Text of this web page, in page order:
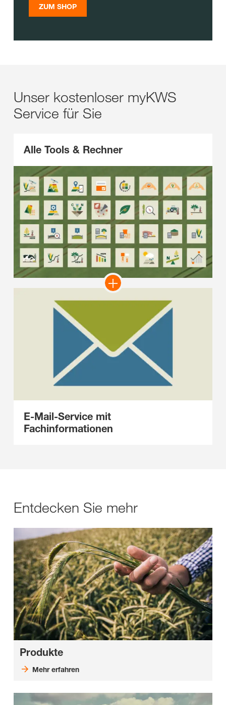
ZUM SHOP
Unser kostenloser myKWS
Service für Sie
Alle Tools & Rechner
E-Mail-Service mit
Fachinformationen
Entdecken Sie mehr
Produkte
Mehr erfahren